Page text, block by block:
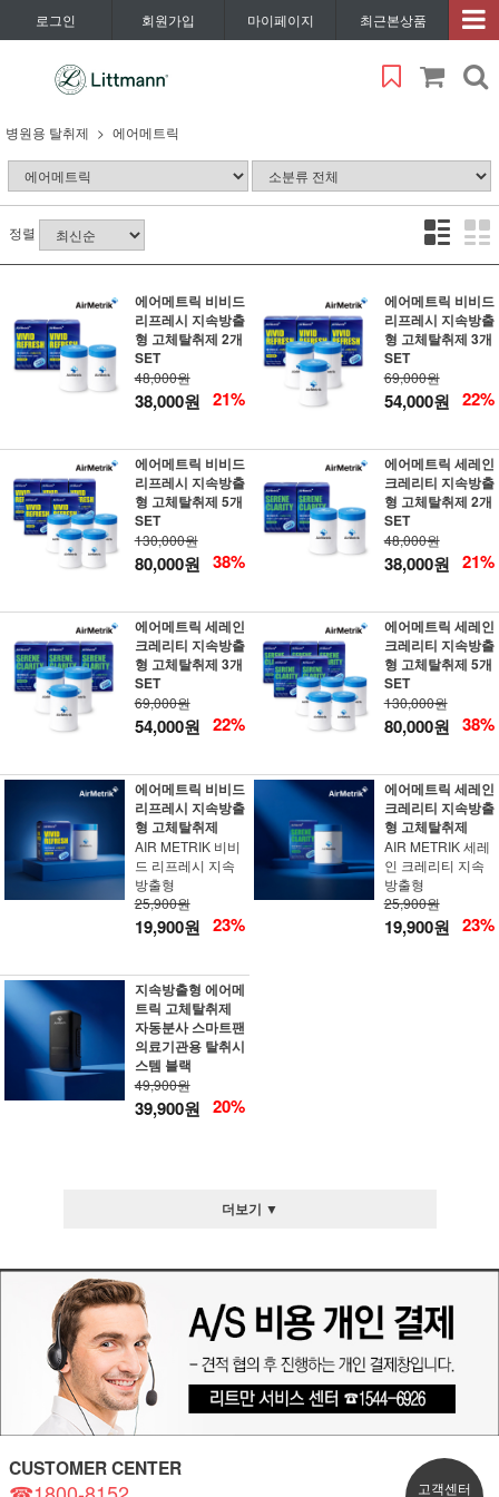
로그인 회원가입 마이페이지 최근본상품
병원용 탈취제 에어메트릭
정렬
에어메트릭 비비드
리프레시 지속방출
형 고체탈취제 2개
SET
48,000원
38,000원 21%
에어메트릭 비비드
리프레시 지속방출
형 고체탈취제 3개
SET
69,000원
54,000원 22%
에어메트릭 비비드
리프레시 지속방출
형 고체탈취제 5개
SET
130,000원
80,000원 38%
에어메트릭 세레인
크레리티 지속방출
형 고체탈취제 2개
SET
48,000원
38,000원 21%
에어메트릭 세레인
크레리티 지속방출
형 고체탈취제 3개
SET
69,000원
54,000원 22%
에어메트릭 세레인
크레리티 지속방출
형 고체탈취제 5개
SET
130,000원
80,000원 38%
에어메트릭 비비드
리프레시 지속방출
형 고체탈취제
AIR METRIK 비비
드 리프레시 지속
방출형
25,900원
19,900원 23%
에어메트릭 세레인
크레리티 지속방출
형 고체탈취제
AIR METRIK 세레
인 크레리티 지속
방출형
25,900원
19,900원 23%
지속방출형 에어메
트릭 고체탈취제
자동분사 스마트팬
의료기관용 탈취시
스템 블랙
49,900원
39,900원 20%
더보기 ▼
CUSTOMER CENTER
고객센터